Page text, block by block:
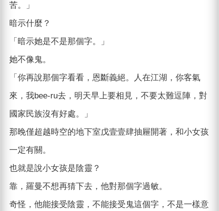
苦。」
暗示什麼？
「暗示她是不是那個字。」
她不像鬼。
「你再說那個字看看，恩斷義絕。人在江湖，你客氣
來，我bee-ru去，明天早上要相見，不要太難逗陣，對
國家民族沒有好處。」
那晚僅超越時空的地下室戊壹壹肆抽屜開著，和小女孩
一定有關。
也就是說小女孩是陰靈？
靠，羅曼不想再猜下去，他對那個字過敏。
奇怪，他能接受陰靈，不能接受鬼這個字，不是一樣意